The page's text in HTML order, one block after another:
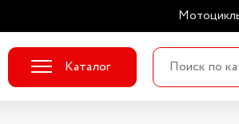
Каталог